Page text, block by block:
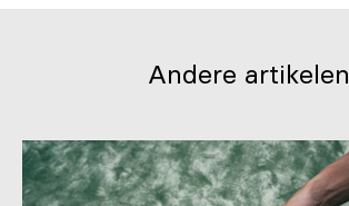
Andere artikelen